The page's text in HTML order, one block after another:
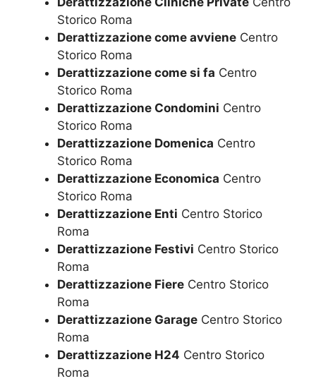
Storico Roma
Derattizzazione come avviene Centro
Storico Roma
Derattizzazione come si fa Centro
Storico Roma
Derattizzazione Condomini Centro
Storico Roma
Derattizzazione Domenica Centro
Storico Roma
Derattizzazione Economica Centro
Storico Roma
Derattizzazione Enti Centro Storico
Roma
Derattizzazione Festivi Centro Storico
Roma
Derattizzazione Fiere Centro Storico
Roma
Derattizzazione Garage Centro Storico
Roma
Derattizzazione H24 Centro Storico
Roma